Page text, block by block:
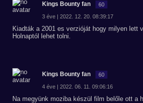
Kings Bounty fan 60
3 éve | 2022. 12. 20. 08:39:17
Kiadták a 2001 es verzióját hogy milyen lett
Holnaptól lehet tolni.
Kings Bounty fan 60
4 éve | 2022. 06. 11. 09:06:16
Na megyünk moziba készül film belőle ott a